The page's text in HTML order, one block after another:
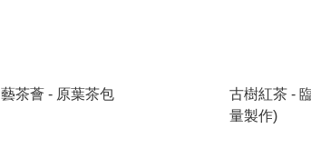
藝茶薈 - 原葉茶包
古樹紅茶 - 臨
量製作)